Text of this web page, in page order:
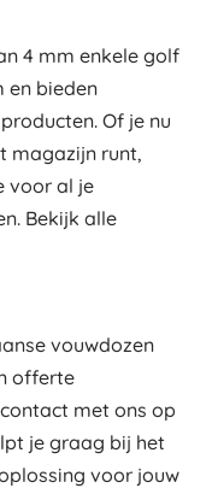
4 mm enkele golf
en bieden
Of je nu
magazijn runt,
voor al je
Bekijk alle
vouwdozen
offerte
met ons op
je graag bij het
voor jouw